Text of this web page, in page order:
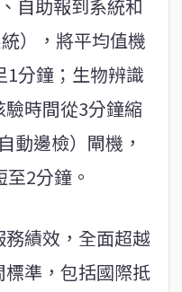
自助報到系統和
），將平均值機
1分鐘；生物辨識
時間從3分鐘縮
動邊檢）閘機，
2分鐘。
績效，全面超越
準，包括國際抵